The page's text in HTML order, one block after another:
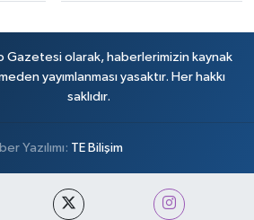
Gazetesi olarak, haberlerimizin kaynak
yayımlanması yasaktır. Her hakkı
saklıdır.
Yazılımı: TE Bilişim